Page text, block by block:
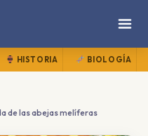
HISTORIA BIOLOGÍA
de las abejas melíferas